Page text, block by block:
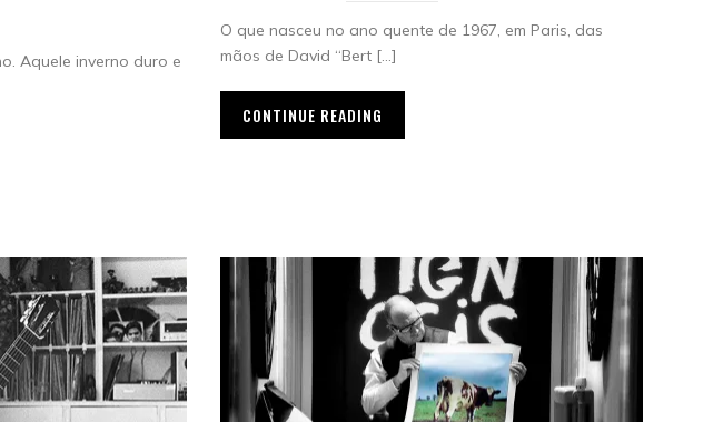
Aquele inverno duro e
O que nasceu no ano quente de 1967, em Paris, das
mãos de David “Bert […]
CONTINUE READING